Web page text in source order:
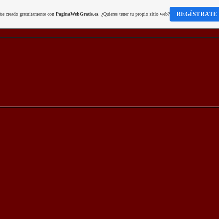
creado gratuitamente con PaginaWebGratis.es. ¿Quieres tener tu propio sitio web? REGÍSTRATE